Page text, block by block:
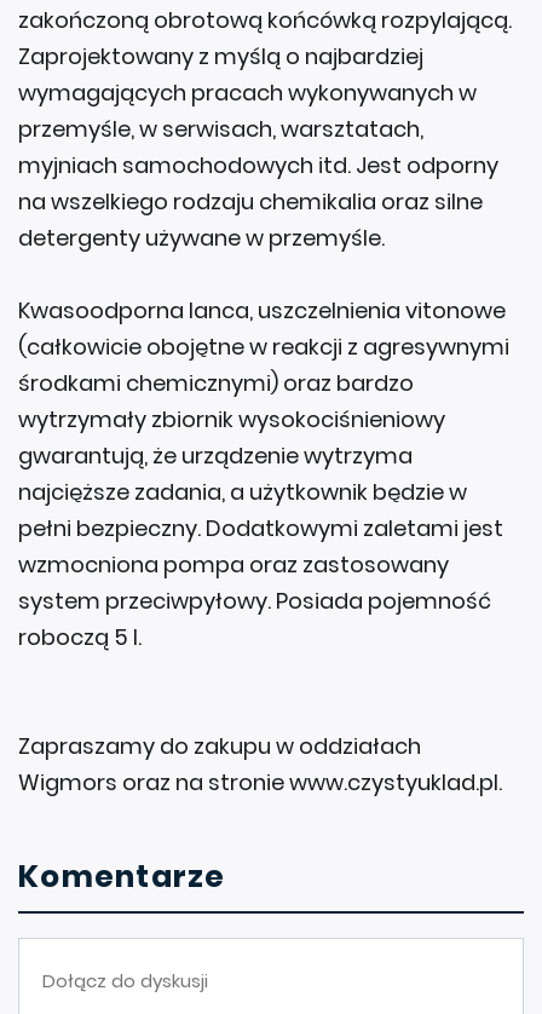
zakończoną obrotową końcówką rozpylającą.
Zaprojektowany z myślą o najbardziej
wymagających pracach wykonywanych w
przemyśle, w serwisach, warsztatach,
myjniach samochodowych itd. Jest odporny
na wszelkiego rodzaju chemikalia oraz silne
detergenty używane w przemyśle.
Kwasoodporna lanca, uszczelnienia vitonowe
(całkowicie obojętne w reakcji z agresywnymi
środkami chemicznymi) oraz bardzo
wytrzymały zbiornik wysokociśnieniowy
gwarantują, że urządzenie wytrzyma
najcięższe zadania, a użytkownik będzie w
pełni bezpieczny. Dodatkowymi zaletami jest
wzmocniona pompa oraz zastosowany
system przeciwpyłowy. Posiada pojemność
roboczą 5 l.
Zapraszamy do zakupu w oddziałach
Wigmors oraz na stronie www.czystyuklad.pl.
Komentarze